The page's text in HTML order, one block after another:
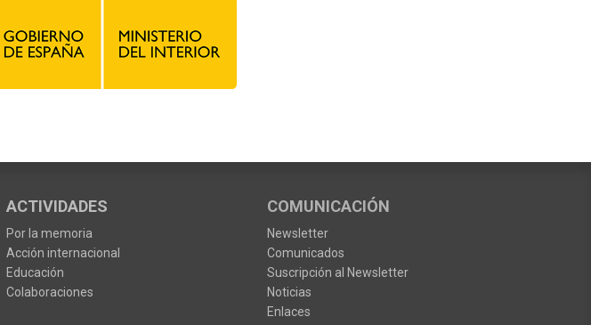
ACTIVIDADES
Por la memoria
Acción internacional
Educación
Colaboraciones
COMUNICACIÓN
Newsletter
Comunicados
Suscripción al Newsletter
Noticias
Enlaces